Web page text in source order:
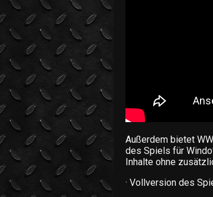
Außerdem bietet
des Spiels für
Inhalte ohne
· Vollversion des